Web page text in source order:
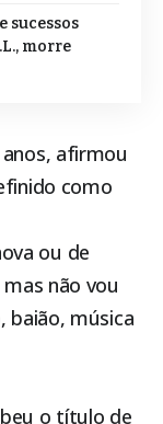
sucessos
morre
afirmou
como
ou de
não vou
baião, música
o título de